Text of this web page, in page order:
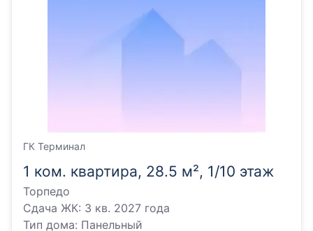
1 ком. квартира, 28.5 м², 1/10 этаж
Торпедо
Сдача ЖК: 3 кв. 2027 года
Тип дома: Панельный
ГК Терминал